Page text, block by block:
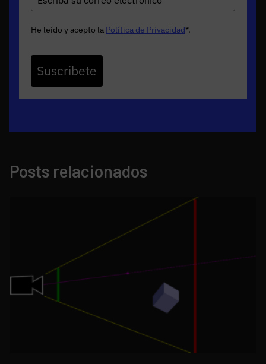
He leído y acepto la Política de Privacidad*.
Suscribete
Posts relacionados